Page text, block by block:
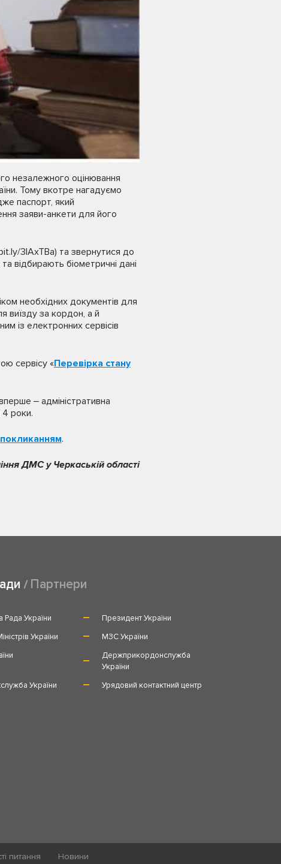
незалежного оцінювання
Тому вкотре нагадуємо
паспорт, який
заяви-анкети для його
3IAxTBa) та звернутися до
відбирають біометричні дані
необхідних документів для
виїзду за кордон, а й
із електронних сервісів
сервісу «Перевірка стану
‒ адміністративна
4 роки.
покликанням.
ДМС у Черкаській області
Партнери
Рада України
Президент України
України
МЗС України
Держприкордонслужба
України
України
Урядовий контактний центр
питання Новини